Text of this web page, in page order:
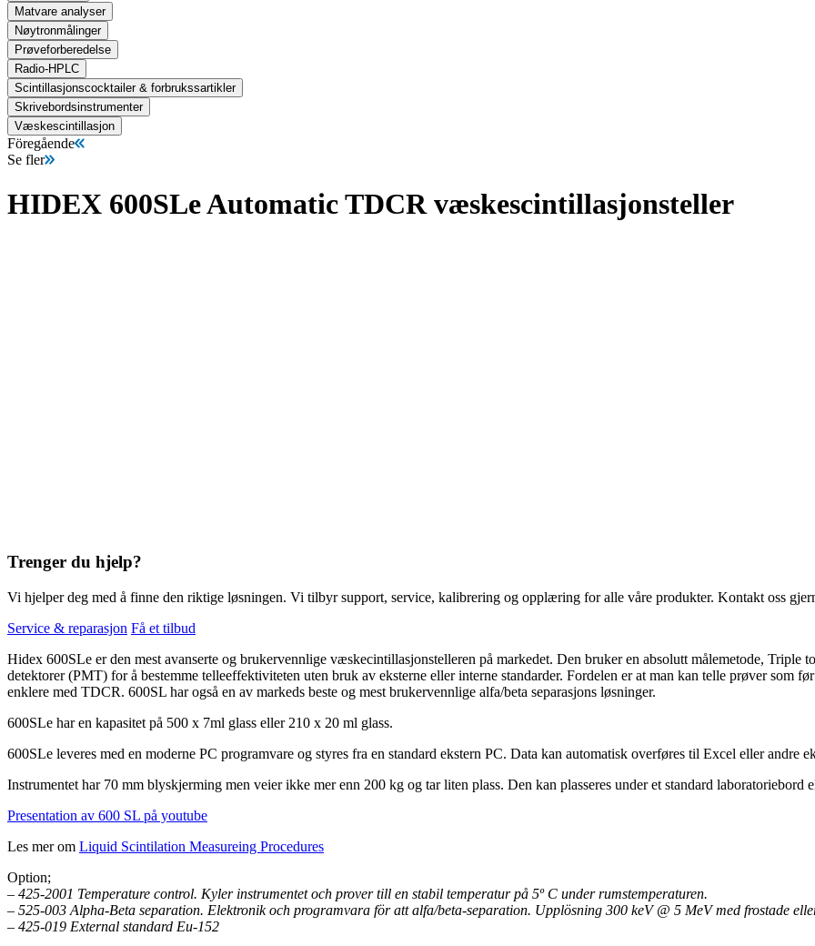
Matvare analyser
Nøytronmålinger
Prøveforberedelse
Radio-HPLC
Scintillasjonscocktailer & forbrukssartikler
Skrivebordsinstrumenter
Væskescintillasjon
Föregående
Se fler
HIDEX 600SLe Automatic TDCR væskescintillasjonsteller
Trenger du hjelp?
Vi hjelper deg med å finne den riktige løsningen. Vi tilbyr support, service, kalibrering og opplæring for alle våre produkter. Kontakt oss
Service & reparasjon Få et tilbud
Hidex 600SLe er den mest avanserte og brukervennlige væskecintillasjonstelleren på markedet. Den bruker en absolutt målemetode,
detektorer (PMT) for å bestemme telleeffektiviteten uten bruk av eksterne eller interne standarder. Fordelen er at man kan telle prøver som
enklere med TDCR. 600SL har også en av markeds beste og mest brukervennlige alfa/beta separasjons løsninger.
600SLe har en kapasitet på 500 x 7ml glass eller 210 x 20 ml glass.
600SLe leveres med en moderne PC programvare og styres fra en standard ekstern PC. Data kan automatisk overføres til Excel eller andre
Instrumentet har 70 mm blyskjerming men veier ikke mer enn 200 kg og tar liten plass. Den kan plasseres under et standard laboratoriebord
Presentation av 600 SL på youtube
Les mer om Liquid Scintilation Measureing Procedures
Option;
– 425-2001 Temperature control. Kyler instrumentet och prover till en stabil temperatur på 5º C under rumstemperaturen.
– 525-003 Alpha-Beta separation. Elektronik och programvara för att alfa/beta-separation. Upplösning 300 keV @ 5 MeV med frostade
– 425-019 External standard Eu-152